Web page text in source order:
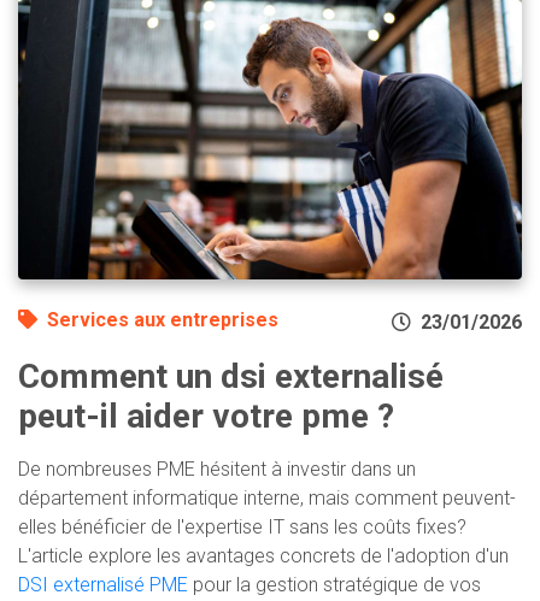
Services aux entreprises 23/01/2026
Comment un dsi externalisé
peut-il aider votre pme ?
De nombreuses PME hésitent à investir dans un
département informatique interne, mais comment peuvent-
elles bénéficier de l'expertise IT sans les coûts fixes?
L'article explore les avantages concrets de l'adoption d'un
DSI externalisé PME pour la gestion stratégique de vos